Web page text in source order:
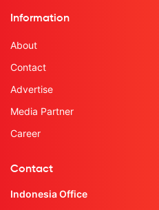
Information
About
Contact
Advertise
Media Partner
Career
Contact
Indonesia Office